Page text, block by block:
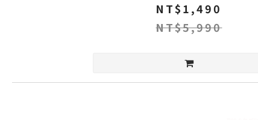
NT$1,490
NT$5,990